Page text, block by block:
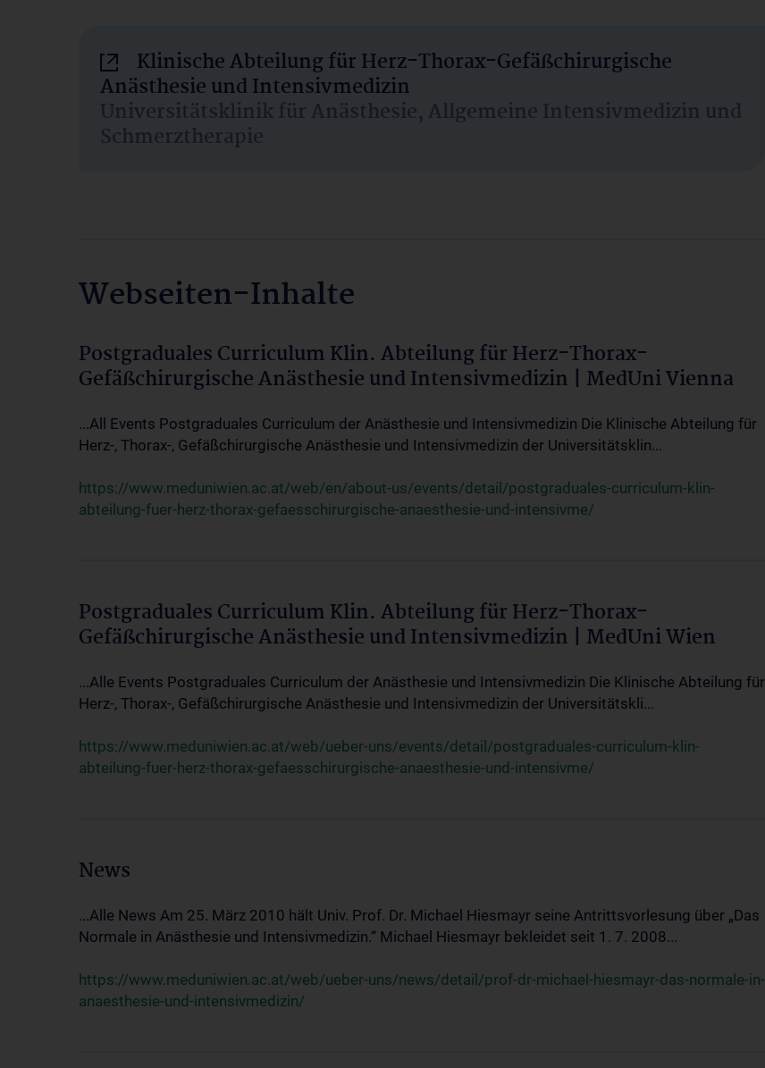
Klinische Abteilung für Herz-Thorax-Gefäßchirurgische
Anästhesie und Intensivmedizin
Universitätsklinik für Anästhesie, Allgemeine Intensivmedizin und
Schmerztherapie
Webseiten-Inhalte
Postgraduales Curriculum Klin. Abteilung für Herz-Thorax-
Gefäßchirurgische Anästhesie und Intensivmedizin | MedUni Vienna
...All Events Postgraduales Curriculum der Anästhesie und Intensivmedizin Die Klinische Abteilung für
Herz-, Thorax-, Gefäßchirurgische Anästhesie und Intensivmedizin der Universitätsklin...
https://www.meduniwien.ac.at/web/en/about-us/events/detail/postgraduales-curriculum-klin-
abteilung-fuer-herz-thorax-gefaesschirurgische-anaesthesie-und-intensivme/
Postgraduales Curriculum Klin. Abteilung für Herz-Thorax-
Gefäßchirurgische Anästhesie und Intensivmedizin | MedUni Wien
...Alle Events Postgraduales Curriculum der Anästhesie und Intensivmedizin Die Klinische Abteilung für
Herz-, Thorax-, Gefäßchirurgische Anästhesie und Intensivmedizin der Universitätskli...
https://www.meduniwien.ac.at/web/ueber-uns/events/detail/postgraduales-curriculum-klin-
abteilung-fuer-herz-thorax-gefaesschirurgische-anaesthesie-und-intensivme/
News
...Alle News Am 25. März 2010 hält Univ. Prof. Dr. Michael Hiesmayr seine Antrittsvorlesung über „Das
Normale in Anästhesie und Intensivmedizin.“ Michael Hiesmayr bekleidet seit 1. 7. 2008...
https://www.meduniwien.ac.at/web/ueber-uns/news/detail/prof-dr-michael-hiesmayr-das-normale-in-
anaesthesie-und-intensivmedizin/